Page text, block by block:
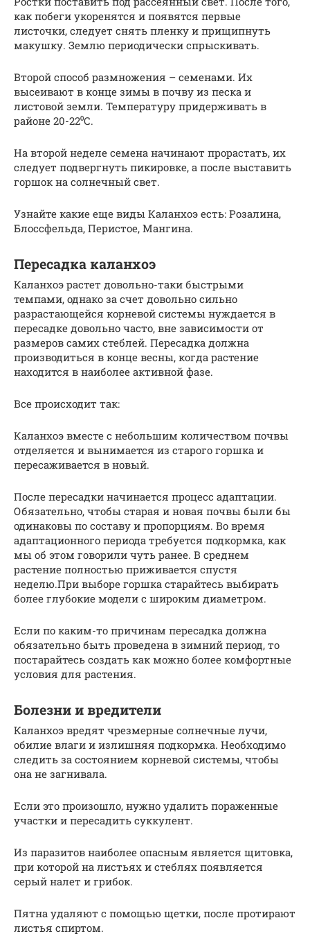
как побеги укоренятся и появятся первые
листочки, следует снять пленку и прищипнуть
макушку. Землю периодически спрыскивать.
Второй способ размножения – семенами. Их
высеивают в конце зимы в почву из песка и
листовой земли. Температуру придерживать в
районе 20-22⁰С.
На второй неделе семена начинают прорастать, их
следует подвергнуть пикировке, а после выставить
горшок на солнечный свет.
Узнайте какие еще виды Каланхоэ есть: Розалина,
Блоссфельда, Перистое, Мангина.
Пересадка каланхоэ
Каланхоэ растет довольно-таки быстрыми
темпами, однако за счет довольно сильно
разрастающейся корневой системы нуждается в
пересадке довольно часто, вне зависимости от
размеров самих стеблей. Пересадка должна
производиться в конце весны, когда растение
находится в наиболее активной фазе.
Все происходит так:
Каланхоэ вместе с небольшим количеством почвы
отделяется и вынимается из старого горшка и
пересаживается в новый.
После пересадки начинается процесс адаптации.
Обязательно, чтобы старая и новая почвы были бы
одинаковы по составу и пропорциям. Во время
адаптационного периода требуется подкормка, как
мы об этом говорили чуть ранее. В среднем
растение полностью приживается спустя
неделю.При выборе горшка старайтесь выбирать
более глубокие модели с широким диаметром.
Если по каким-то причинам пересадка должна
обязательно быть проведена в зимний период, то
постарайтесь создать как можно более комфортные
условия для растения.
Болезни и вредители
Каланхоэ вредят чрезмерные солнечные лучи,
обилие влаги и излишняя подкормка. Необходимо
следить за состоянием корневой системы, чтобы
она не загнивала.
Если это произошло, нужно удалить пораженные
участки и пересадить суккулент.
Из паразитов наиболее опасным является щитовка,
при которой на листьях и стеблях появляется
серый налет и грибок.
Пятна удаляют с помощью щетки, после протирают
листья спиртом.